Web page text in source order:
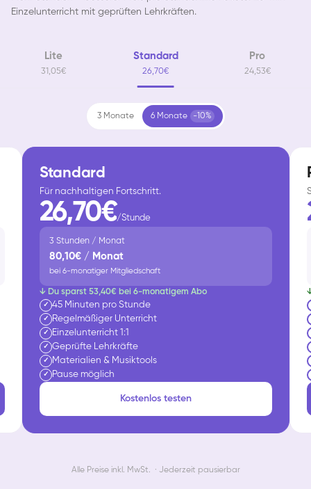
Einzelunterricht mit geprüften Lehrkräften.
Lite
31,05€
Standard
26,70€
Pro
24,53€
3 Monate 6 Monate -10%
Standard
Für nachhaltigen Fortschritt.
26,70€/Stunde
3 Stunden / Monat
80,10€ / Monat
bei 6-monatiger Mitgliedschaft
↓ Du sparst 53,40€ bei 6-monatigem Abo
✓ 45 Minuten pro Stunde
✓ Regelmäßiger Unterricht
✓ Einzelunterricht 1:1
✓ Geprüfte Lehrkräfte
✓ Materialien & Musiktools
✓ Pause möglich
Kostenlos testen
Alle Preise inkl. MwSt. · Jederzeit pausierbar